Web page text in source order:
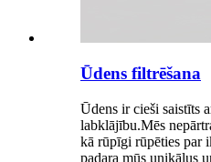
Ūdens filtrēšana
Ūdens ir cieši saistīts
labklājību.Mēs
kā rūpīgi rūpēties par
padara mūs unikālus